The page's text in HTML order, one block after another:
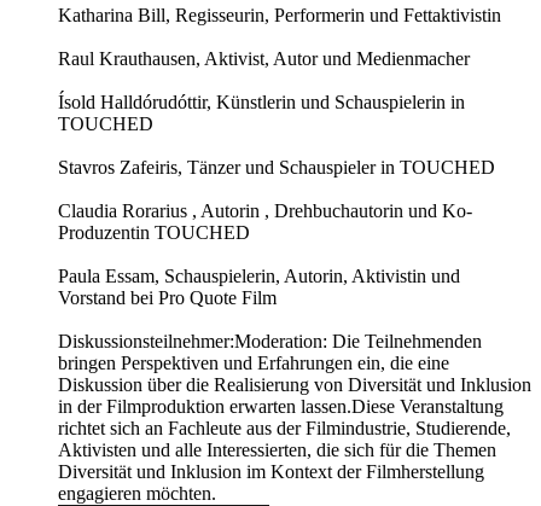
Katharina Bill, Regisseurin, Performerin und Fettaktivistin
Raul Krauthausen, Aktivist, Autor und Medienmacher
Ísold Halldórudóttir, Künstlerin und Schauspielerin in
TOUCHED
Stavros Zafeiris, Tänzer und Schauspieler in TOUCHED
Claudia Rorarius , Autorin , Drehbuchautorin und Ko-
Produzentin TOUCHED
Paula Essam, Schauspielerin, Autorin, Aktivistin und
Vorstand bei Pro Quote Film
Diskussionsteilnehmer:Moderation: Die Teilnehmenden
bringen Perspektiven und Erfahrungen ein, die eine
Diskussion über die Realisierung von Diversität und Inklusion
in der Filmproduktion erwarten lassen.Diese Veranstaltung
richtet sich an Fachleute aus der Filmindustrie, Studierende,
Aktivisten und alle Interessierten, die sich für die Themen
Diversität und Inklusion im Kontext der Filmherstellung
engagieren möchten.